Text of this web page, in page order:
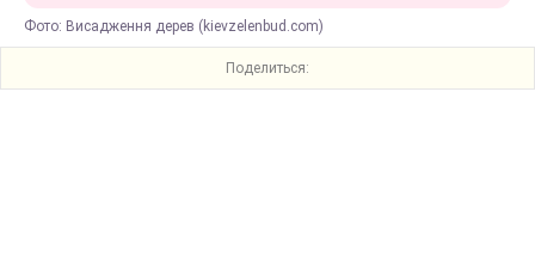
Фото: Висадження дерев (kievzelenbud.com)
Поделиться: